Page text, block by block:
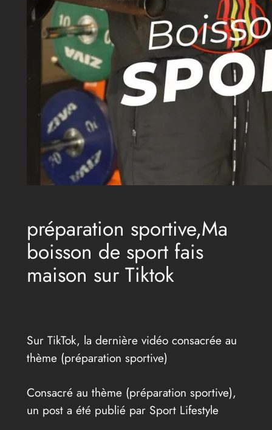
préparation sportive,Ma
boisson de sport fais
maison sur Tiktok
Sur TikTok, la dernière vidéo consacrée au
thème (préparation sportive)
Consacré au thème (préparation sportive),
un post a été publié par Sport Lifestyle